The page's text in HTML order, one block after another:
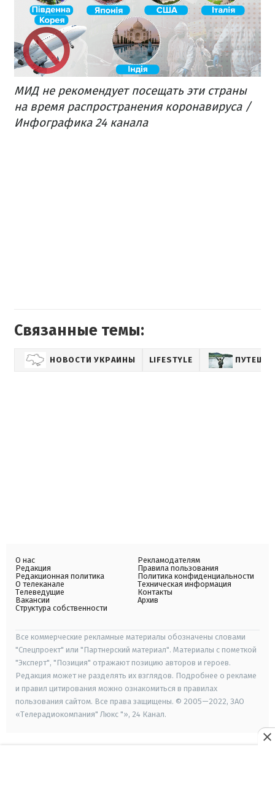
МИД не рекомендует посещать эти страны
на время распространения коронавируса /
Инфографика 24 канала
Связанные темы:
НОВОСТИ УКРАИНЫ LIFESTYLE
О нас
Редакция
Редакционная политика
О телеканале
Телеведущие
Вакансии
Структура собственности
Рекламодателям
Правила пользования
Политика конфиденциальности
Техническая информация
Контакты
Архив
Все коммерческие рекламные материалы обозначены словами
"Спецпроект" или "Партнерский материал". Материалы с пометкой
"Эксперт", "Позиция" отражают позицию авторов и героев.
Редакция может не разделять их взглядов. Подробнее о рекламе
и правил цитирования можно ознакомиться в правилах
пользования сайтом. Все права защищены. © 2005—2022, ЗАО
«Телерадиокомпания" Люкс "», 24 Канал.